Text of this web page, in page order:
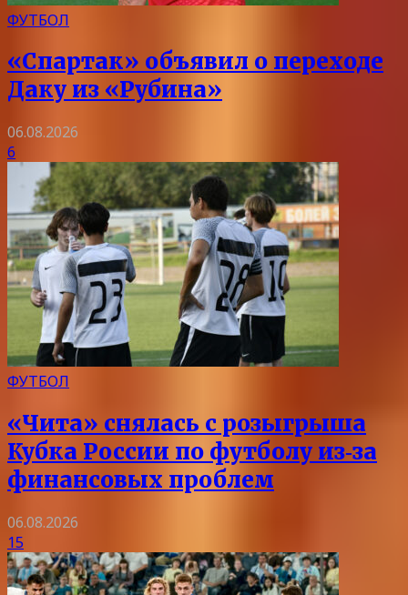
ФУТБОЛ
«Спартак» объявил о переходе
Даку из «Рубина»
06.08.2026
6
ФУТБОЛ
«Чита» снялась с розыгрыша
Кубка России по футболу из‑за
финансовых проблем
06.08.2026
15